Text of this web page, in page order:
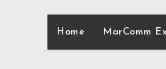
Home MarComm